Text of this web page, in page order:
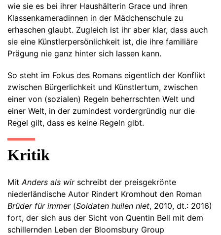
wie sie es bei ihrer Haushälterin Grace und ihren
Klassenkameradinnen in der Mädchenschule zu
erhaschen glaubt. Zugleich ist ihr aber klar, dass auch
sie eine Künstlerpersönlichkeit ist, die ihre familiäre
Prägung nie ganz hinter sich lassen kann.
So steht im Fokus des Romans eigentlich der Konflikt
zwischen Bürgerlichkeit und Künstlertum, zwischen
einer von (sozialen) Regeln beherrschten Welt und
einer Welt, in der zumindest vordergründig nur die
Regel gilt, dass es keine Regeln gibt.
Kritik
Mit Anders als wirschreibt der preisgekrönte
niederländische Autor Rindert Kromhout den Roman
Brüder für immer(Soldaten huilen niet, 2010, dt.: 2016)
fort, der sich aus der Sicht von Quentin Bell mit dem
schillernden Leben der Bloomsbury Group